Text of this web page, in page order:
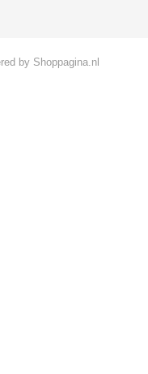
by Shoppagina.nl